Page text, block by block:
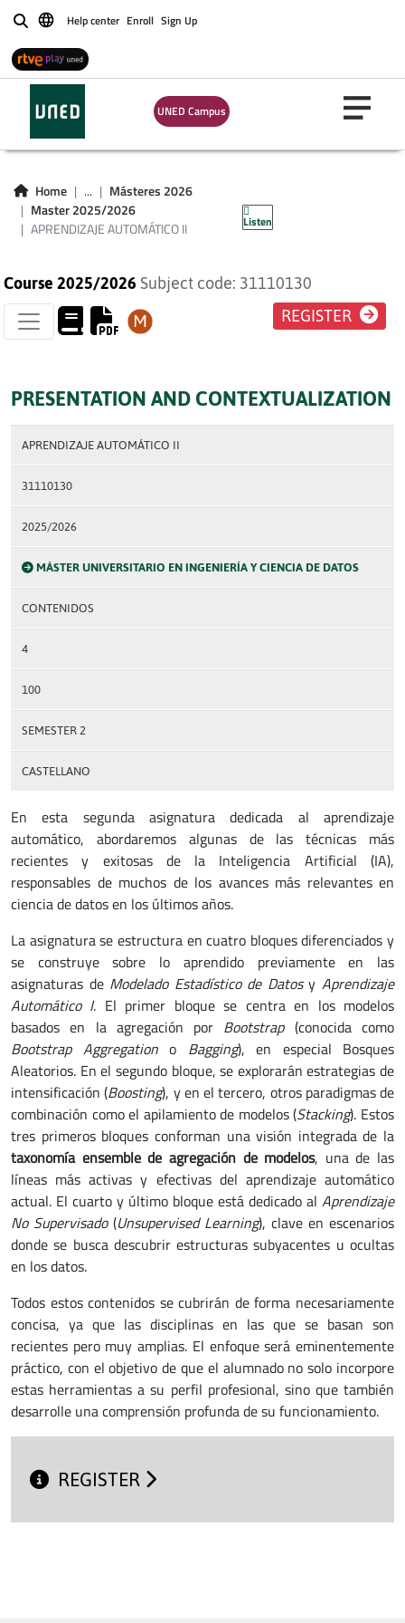
BuscarHelp center Enroll Sign Up
UNED Campus
Home ...
Másteres 2026
Master 2025/2026
APRENDIZAJE AUTOMÁTICO II
Listen
APRENDIZAJE
AUTOMÁTICO II
Course 2025/2026 Subject code: 31110130
REGISTER
PRESENTATION AND CONTEXTUALIZATION
APRENDIZAJE AUTOMÁTICO II
31110130
2025/2026
MÁSTER UNIVERSITARIO EN INGENIERÍA Y CIENCIA DE DATOS
CONTENIDOS
4
100
SEMESTER 2
CASTELLANO
En esta segunda asignatura dedicada al aprendizaje
automático, abordaremos algunas de las técnicas más
recientes y exitosas de la Inteligencia Artificial (IA),
responsables de muchos de los avances más relevantes en
ciencia de datos en los últimos años.
La asignatura se estructura en cuatro bloques diferenciados y
se construye sobre lo aprendido previamente en las
asignaturas de Modelado Estadístico de DatosyAprendizaje
Automático I. El primer bloque se centra en los modelos
basados en la agregación por Bootstrap(conocida como
Bootstrap Aggregationo Bagging), en especial Bosques
Aleatorios. En el segundo bloque, se explorarán estrategias de
intensificación (Boosting), y en el tercero, otros paradigmas de
combinación como el apilamiento de modelos (Stacking). Estos
tres primeros bloques conforman una visión integrada de la
taxonomía ensemble de agregación de modelos, una de las
líneas más activas y efectivas del aprendizaje automático
actual. El cuarto y último bloque está dedicado al Aprendizaje
No Supervisado(Unsupervised Learning), clave en escenarios
donde se busca descubrir estructuras subyacentes u ocultas
en los datos.
Todos estos contenidos se cubrirán de forma necesariamente
concisa, ya que las disciplinas en las que se basan son
recientes pero muy amplias. El enfoque será eminentemente
práctico, con el objetivo de que el alumnado no solo incorpore
estas herramientas a su perfil profesional, sino que también
desarrolle una comprensión profunda de su funcionamiento.
REGISTER